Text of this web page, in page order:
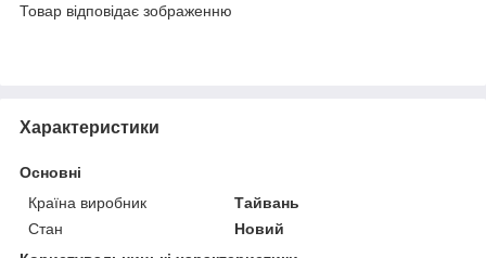
Товар відповідає зображенню
Характеристики
Основні
Країна виробник
Тайвань
Стан
Новий